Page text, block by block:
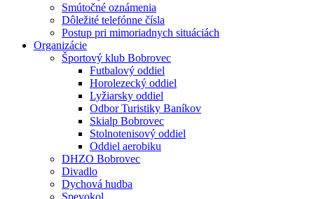
Smútočné oznámenia
Dôležité telefónne čísla
Postup pri mimoriadnych situáciách
Organizácie
Športový klub Bobrovec
Futbalový oddiel
Horolezecký oddiel
Lyžiarsky oddiel
Odbor Turistiky Baníkov
Skialp Bobrovec
Stolnotenisový oddiel
Oddiel aerobiku
DHZO Bobrovec
Divadlo
Dychová hudba
Spevokol